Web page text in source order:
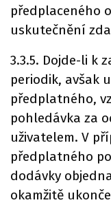
předplaceného
uskutečnění
3.3.5. Dojde-li k
periodik, avšak
předplatného,
pohledávka za
uživatelem. V
předplatného
dodávky
okamžitě